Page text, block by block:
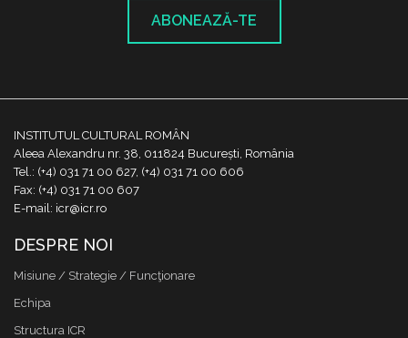
ABONEAZĂ-TE
INSTITUTUL CULTURAL ROMÂN
Aleea Alexandru nr. 38, 011824 București, România
Tel.: (+4) 031 71 00 627, (+4) 031 71 00 606
Fax: (+4) 031 71 00 607
E-mail: icr@icr.ro
DESPRE NOI
Misiune / Strategie / Funcţionare
Echipa
Structura ICR